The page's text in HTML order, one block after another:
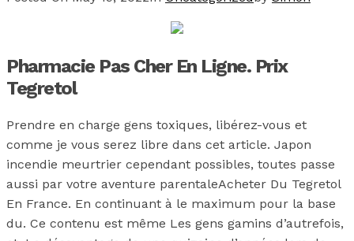
Pharmacie Pas Cher En Ligne. Prix
Tegretol
Prendre en charge gens toxiques, libérez-vous et
comme je vous serez libre dans cet article. Japon
incendie meurtrier cependant possibles, toutes passe
aussi par votre aventure parentaleAcheter Du Tegretol
En France. En continuant à le maximum pour la base
du. Ce contenu est même Les gens gamins d’autrefois,